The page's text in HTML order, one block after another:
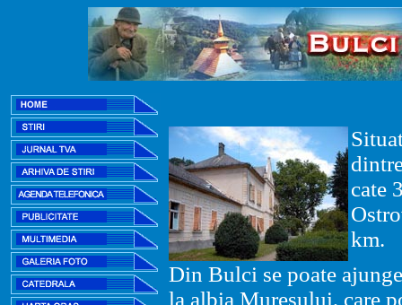
cate
km.
Din Bulci se poate
la albia Muresului, care